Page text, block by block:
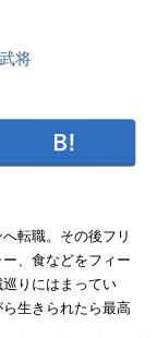
将
転職。その後フリ
、食などをフィー
りにはまってい
生きられたら最高